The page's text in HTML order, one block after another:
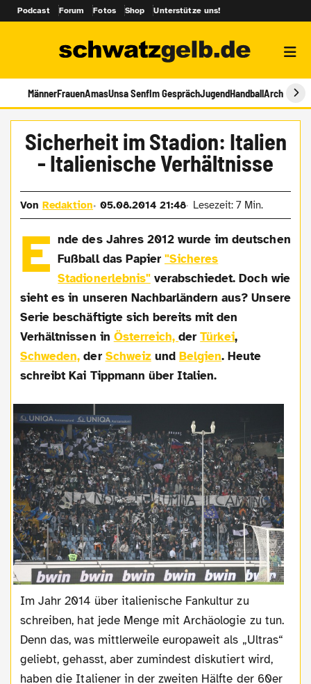
Podcast Forum Fotos Shop Unterstütze uns!
MännerFrauenAmasUnsa SenfIm GesprächJugendHandballArchiv
Sicherheit im Stadion: Italien
- Italienische Verhältnisse
VonRedaktion 05.08.2014 21:48 Lesezeit: 7 Min.
E nde des Jahres 2012 wurde im deutschen
Fußball das Papier "Sicheres
Stadionerlebnis"verabschiedet. Doch wie
sieht es in unseren Nachbarländern aus? Unsere
Serie beschäftigte sich bereits mit den
Verhältnissen in Österreich,derTürkei,
Schweden, der Schweizund Belgien. Heute
schreibt Kai Tippmann über Italien.
Im Jahr 2014 über italienische Fankultur zu
schreiben, hat jede Menge mit Archäologie zu tun.
Denn das, was mittlerweile europaweit als „Ultras“
geliebt, gehasst, aber zumindest diskutiert wird,
haben die Italiener in der zweiten Hälfte der 60er